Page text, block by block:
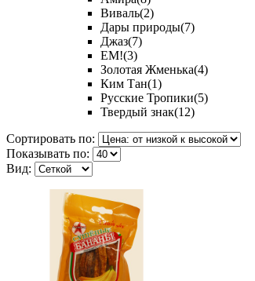
Виваль(2)
Дары природы(7)
Джаз(7)
ЕМ!(3)
Золотая Жменька(4)
Ким Тан(1)
Русские Тропики(5)
Твердый знак(12)
Сортировать по:
Показывать по:
Вид: